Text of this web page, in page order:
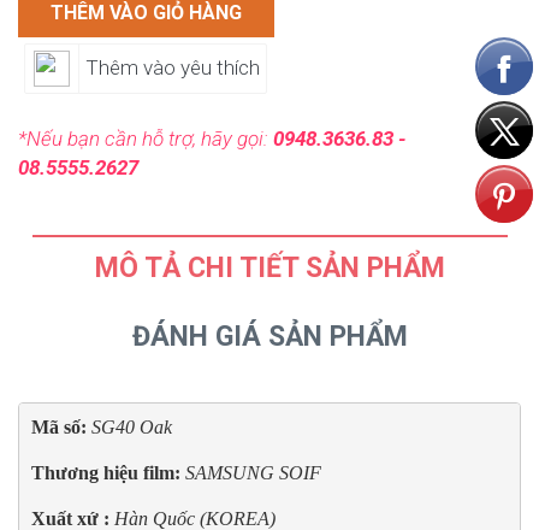
THÊM VÀO GIỎ HÀNG
Thêm vào yêu thích
*Nếu bạn cần hỗ trợ, hãy gọi: 0948.3636.83 -
08.5555.2627
MÔ TẢ CHI TIẾT SẢN PHẨM
ĐÁNH GIÁ SẢN PHẨM
Mã số: SG40 Oak
Thương hiệu film: SAMSUNG SOIF
Xuất xứ : Hàn Quốc (KOREA)